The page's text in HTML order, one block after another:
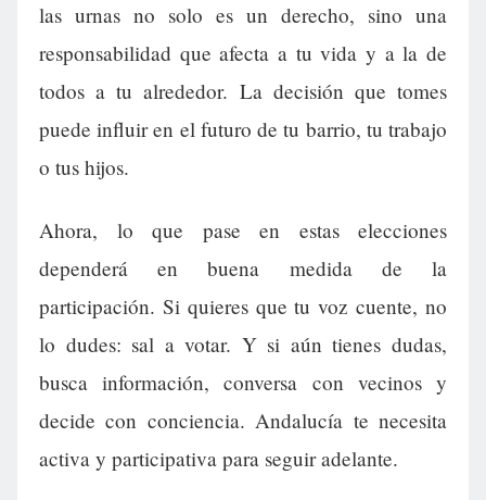
las urnas no solo es un derecho, sino una
responsabilidad que afecta a tu vida y a la de
todos a tu alrededor. La decisión que tomes
puede influir en el futuro de tu barrio, tu trabajo
o tus hijos.
Ahora, lo que pase en estas elecciones
dependerá en buena medida de la
participación. Si quieres que tu voz cuente, no
lo dudes: sal a votar. Y si aún tienes dudas,
busca información, conversa con vecinos y
decide con conciencia. Andalucía te necesita
activa y participativa para seguir adelante.